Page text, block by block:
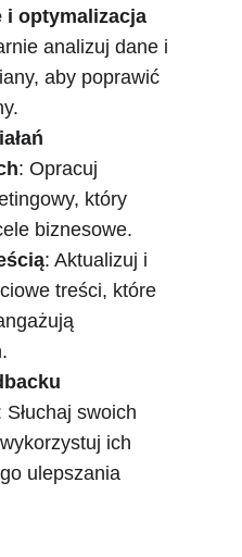
i optymalizacja
analizuj dane i
aby poprawić
: Opracuj
który
biznesowe.
: Aktualizuj i
treści, które
Słuchaj swoich
ich
ulepszania